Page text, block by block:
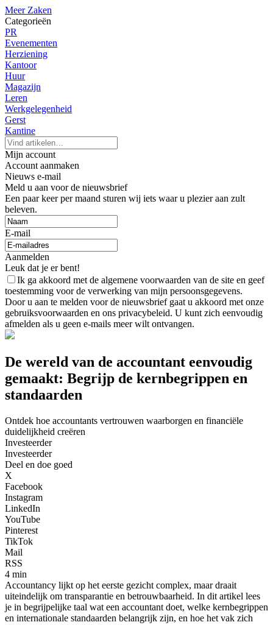
Meer Zaken
Categorieën
PR
Evenementen
Herziening
Kantoor
Huur
Magazijn
Leren
Werkgelegenheid
Gerst
Kantine
Mijn account
Account aanmaken
Nieuws e-mail
Meld u aan voor de nieuwsbrief
Een paar keer per maand sturen wij iets waar u plezier aan zult
beleven.
E-mail
Aanmelden
Leuk dat je er bent!
Ik ga akkoord met de algemene voorwaarden van de site en geef
toestemming voor de verwerking van mijn persoonsgegevens.
Door u aan te melden voor de nieuwsbrief gaat u akkoord met onze
gebruiksvoorwaarden en ons privacybeleid. U kunt zich eenvoudig
afmelden als u geen e-mails meer wilt ontvangen.
De wereld van de accountant eenvoudig
gemaakt: Begrijp de kernbegrippen en
standaarden
Ontdek hoe accountants vertrouwen waarborgen en financiële
duidelijkheid creëren
Investeerder
Investeerder
Deel en doe goed
X
Facebook
Instagram
LinkedIn
YouTube
Pinterest
TikTok
Mail
RSS
4 min
Accountancy lijkt op het eerste gezicht complex, maar draait
uiteindelijk om transparantie en betrouwbaarheid. In dit artikel lees
je in begrijpelijke taal wat een accountant doet, welke kernbegrippen
en internationale standaarden belangrijk zijn, en hoe het vak zich